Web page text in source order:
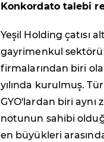
Konkordato talebi
Yeşil Holding çatısı
gayrimenkul
firmalarından biri
yılında kurulmuş.
GYO'lardan biri
notunun sahibi
en büyükleri